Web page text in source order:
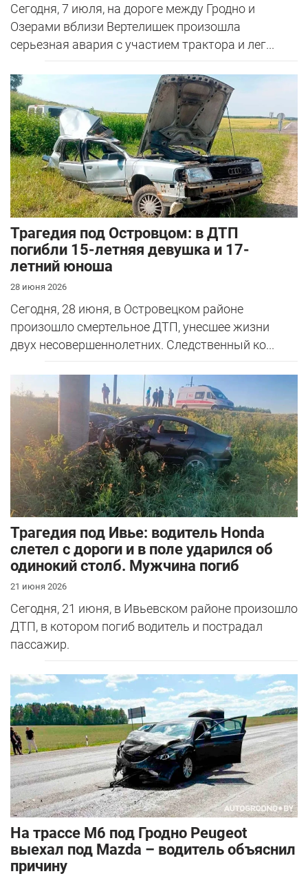
Сегодня, 7 июля, на дороге между Гродно и
Озерами вблизи Вертелишек произошла
серьезная авария с участием трактора и лег...
Трагедия под Островцом: в ДТП
погибли 15-летняя девушка и 17-
летний юноша
28 июня 2026
Сегодня, 28 июня, в Островецком районе
произошло смертельное ДТП, унесшее жизни
двух несовершеннолетних. Следственный ко...
Трагедия под Ивье: водитель Honda
слетел с дороги и в поле ударился об
одинокий столб. Мужчина погиб
21 июня 2026
Сегодня, 21 июня, в Ивьевском районе произошло
ДТП, в котором погиб водитель и пострадал
пассажир.
На трассе М6 под Гродно Peugeot
выехал под Mazda – водитель объяснил
причину